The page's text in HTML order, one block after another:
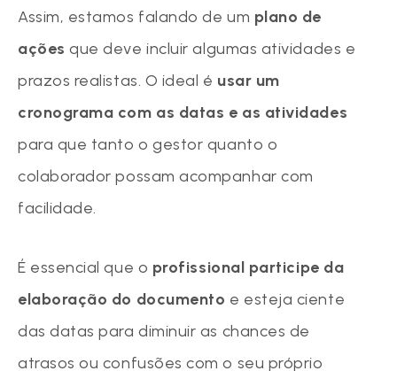
Assim, estamos falando de um plano de
ações que deve incluir algumas atividades e
prazos realistas. O ideal é usar um
cronograma com as datas e as atividades
para que tanto o gestor quanto o
colaborador possam acompanhar com
facilidade.
É essencial que o profissional participe da
elaboração do documento e esteja ciente
das datas para diminuir as chances de
atrasos ou confusões com o seu próprio